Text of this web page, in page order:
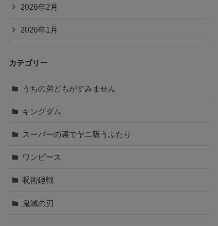
2026年2月
2026年1月
カテゴリー
うちの弟どもがすみません
キングダム
スーパーの裏でヤニ吸うふたり
ワンピース
呪術廻戦
鬼滅の刃